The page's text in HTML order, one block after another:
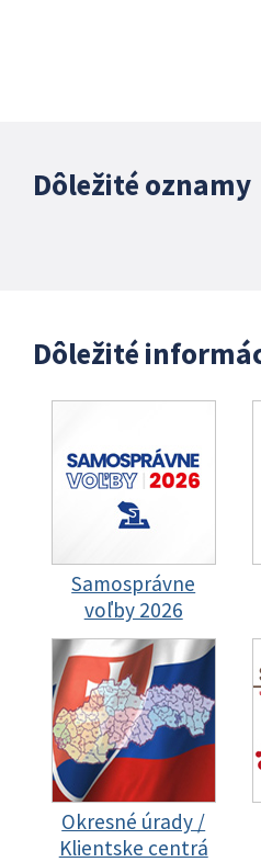
Dôležité oznamy
Dôležité
Samosprávne
voľby 2026
Okresné úrady /
Klientske centrá